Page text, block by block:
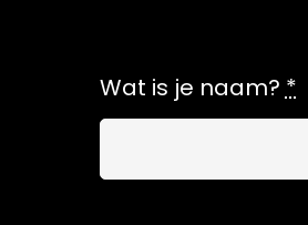
Wat is je naam? *